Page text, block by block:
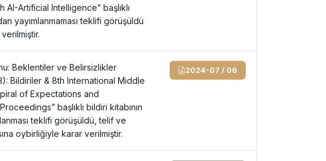
Artificial Intelligence” başlıklı
yayımlanmaması teklifi görüşüldü
Beklentiler ve Belirsizlikler
Bildiriler & 8th International Middle
of Expectations and
başlıklı bildiri kitabının
teklifi görüşüldü, telif ve
oybirliğiyle karar verilmiştir.
2024-07 / 06